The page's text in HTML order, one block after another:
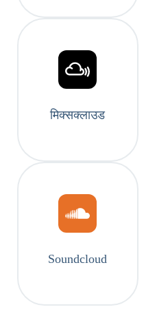
मिक्सक्लाउड
Soundcloud